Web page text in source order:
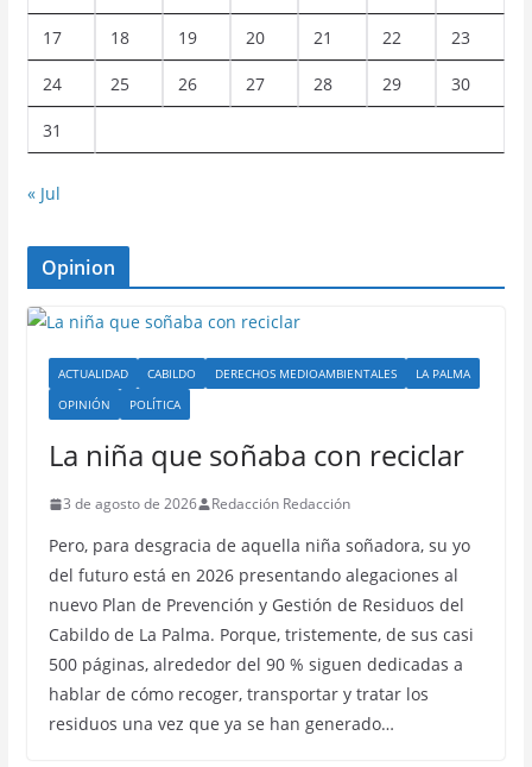
17 18 19 20 21 22 23
24 25 26 27 28 29 30
31
« Jul
Opinion
ACTUALIDAD CABILDO DERECHOS MEDIOAMBIENTALES
LA PALMA
OPINIÓN
POLÍTICA
La niña que soñaba con reciclar
3 de agosto de 2026 Redacción Redacción
Pero, para desgracia de aquella niña soñadora, su yo
del futuro está en 2026 presentando alegaciones al
nuevo Plan de Prevención y Gestión de Residuos del
Cabildo de La Palma. Porque, tristemente, de sus casi
500 páginas, alrededor del 90 % siguen dedicadas a
hablar de cómo recoger, transportar y tratar los
residuos una vez que ya se han generado…